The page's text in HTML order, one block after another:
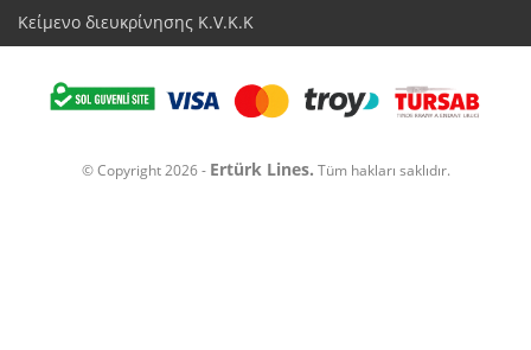
Κείμενο διευκρίνησης K.V.K.K
© Copyright 2026 - Ertürk Lines. Tüm hakları saklıdır.